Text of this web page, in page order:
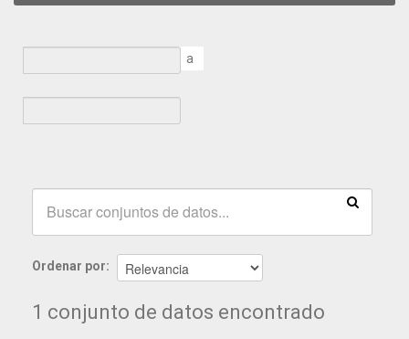
a
Ordenar por
1 conjunto de datos encontrado